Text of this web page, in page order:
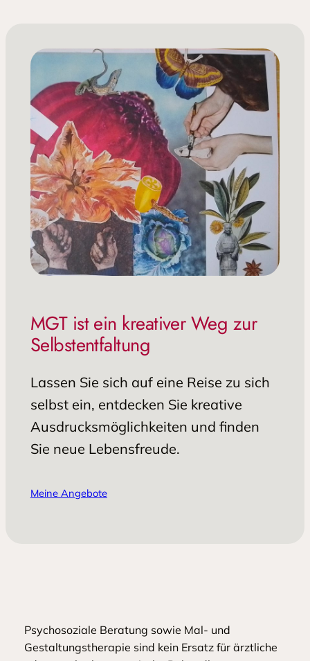
MGT ist ein kreativer Weg zur
Selbstentfaltung
Lassen Sie sich auf eine Reise zu sich
selbst ein, entdecken Sie kreative
Ausdrucksmöglichkeiten und finden
Sie neue Lebensfreude.
Meine Angebote
Psychosoziale Beratung sowie Mal- und
Gestaltungstherapie sind kein Ersatz für ärztliche